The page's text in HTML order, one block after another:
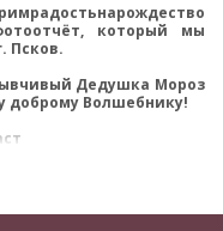
который мы
Псков.
Дедушка Мороз
доброму Волшебнику!